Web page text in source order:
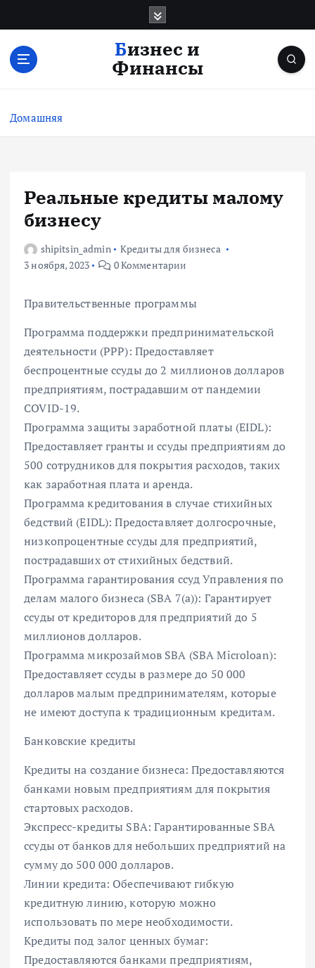
с
Бизнес и
Финансы
Домашняя
Реальные кредиты малому
бизнесу
shipitsin_admin
Кредиты для бизнеса
3 ноября, 2023
0 Комментарии
Правительственные программы
Программа поддержки предпринимательской
деятельности (PPP): Предоставляет
беспроцентные ссуды до 2 миллионов долларов
предприятиям, пострадавшим от пандемии
COVID-19.
Программа защиты заработной платы (EIDL):
Предоставляет гранты и ссуды предприятиям до
500 сотрудников для покрытия расходов, таких
как заработная плата и аренда.
Программа кредитования в случае стихийных
бедствий (EIDL): Предоставляет долгосрочные,
низкопроцентные ссуды для предприятий,
пострадавших от стихийных бедствий.
Программа гарантирования ссуд Управления по
делам малого бизнеса (SBA 7(a)): Гарантирует
ссуды от кредиторов для предприятий до 5
миллионов долларов.
Программа микрозаймов SBA (SBA Microloan):
Предоставляет ссуды в размере до 50 000
долларов малым предпринимателям, которые
не имеют доступа к традиционным кредитам.
Банковские кредиты
Кредиты на создание бизнеса: Предоставляются
банками новым предприятиям для покрытия
стартовых расходов.
Экспресс-кредиты SBA: Гарантированные SBA
ссуды от банков для небольших предприятий на
сумму до 500 000 долларов.
Линии кредита: Обеспечивают гибкую
кредитную линию, которую можно
использовать по мере необходимости.
Кредиты под залог ценных бумаг:
Предоставляются банками предприятиям,